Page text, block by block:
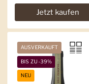
Jetzt kaufen
AUSVERKAUFT
BIS ZU -39%
NEU